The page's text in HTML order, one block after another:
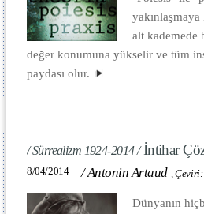
alt kademede
değer konumuna yükselir ve tüm
paydası olur.
/ Sürrealizm 1924-2014 /İntihar
8/04/2014 /Antonin Artaud ,Çeviri:
Dünyanın